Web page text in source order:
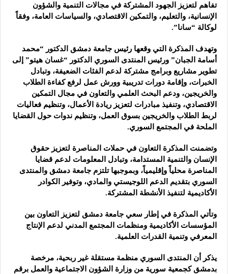
تفاهم لتعزيز ‏الجهود المشتركة في مجالات التنمية والشؤون
الإنسانية، ‏والتعليم، والتمكين ‏الاقتصادي، والسياسات العامة، وفقاً
لوكالة “سانا”.
وتهدف المذكرة ‏التي وقعها رئيس جامعة دمشق الدكتور “محمد
أسامة الجبان” ورئيس المنتدى السوري الدكتور “غسان هيتو” إلى
تطوير مشاريع وبرامج ‏مشتركة لدعم الفئات الضعيفة، ‏وتبادل
الخبرات، وإقامة دورات ‏تدريبية وورش عمل لرفع كفاءة الطلاب
‏والخريجين، ودعم البحث العلمي ‏والتعاون في مجال التمكين
الاقتصادي، ‏وتنفيذ مبادرات لتعزيز ريادة ‏الأعمال، وتنظيم فعاليات
لربط الطلاب ‏والخريجين بسوق العمل، وتنظيم ‏ندوات حول القضايا
الملحة في المجتمع ‏السوري. ‏
وتضمنت المذكرة التعاون في حملات المناصرة لتعزيز حقوق
الإنسان ‏والتنمية المستدامة، وتبادل المعلومات لدعم قضايا
المناصرة محلياً وإقليمياً، ‏وبموجبها تلتزم جامعة دمشق والمنتدى
السوري بتقديم الدعم اللوجيستي ‏والمادي، وتوفير الكوادر
الأكاديمية لتنفيذ الأنشطة المشتركة.‏
وتأتي المذكرة في إطار سعي جامعة دمشق لتعزيز التعاون بين
المؤسسات ‏الأكاديمية ومنظمات المجتمع المدني لدعم الإنتاج
المعرفي وتنمية القدرات ‏العلمية.‏
يذكر أن المنتدى السوري منظمة مستقلة غير ربحية، مرخصة
بدمشق ‏كجمعية سورية من وزارة الشؤون الاجتماعية والعمل برقم